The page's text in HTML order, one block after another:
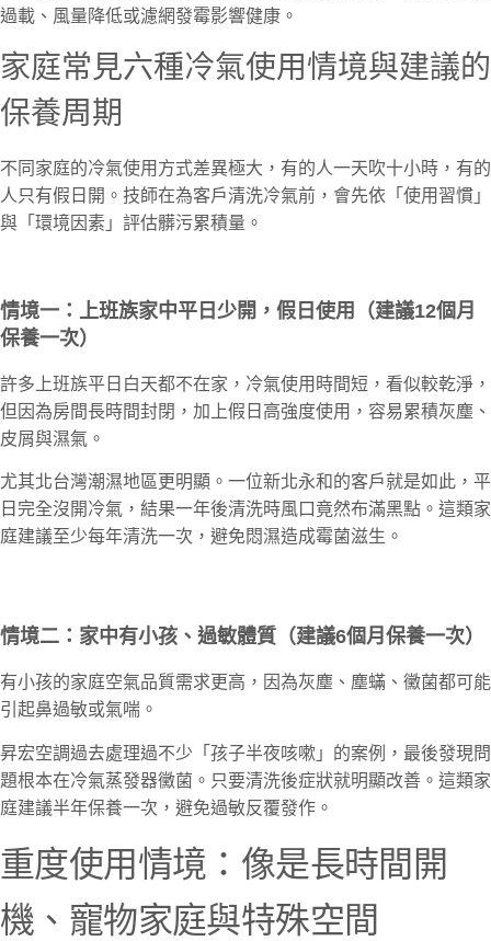
過載、風量降低或濾網發霉影響健康。
家庭常見六種冷氣使用情境與建議的
保養周期
不同家庭的冷氣使用方式差異極大，有的人一天吹十小時，有的
人只有假日開。技師在為客戶清洗冷氣前，會先依「使用習慣」
與「環境因素」評估髒污累積量。
情境一：上班族家中平日少開，假日使用（建議12個月
保養一次）
許多上班族平日白天都不在家，冷氣使用時間短，看似較乾淨，
但因為房間長時間封閉，加上假日高強度使用，容易累積灰塵、
皮屑與濕氣。
尤其北台灣潮濕地區更明顯。一位新北永和的客戶就是如此，平
日完全沒開冷氣，結果一年後清洗時風口竟然布滿黑點。這類家
庭建議至少每年清洗一次，避免悶濕造成霉菌滋生。
情境二：家中有小孩、過敏體質（建議6個月保養一次）
有小孩的家庭空氣品質需求更高，因為灰塵、塵蟎、黴菌都可能
引起鼻過敏或氣喘。
昇宏空調過去處理過不少「孩子半夜咳嗽」的案例，最後發現問
題根本在冷氣蒸發器黴菌。只要清洗後症狀就明顯改善。這類家
庭建議半年保養一次，避免過敏反覆發作。
重度使用情境：像是長時間開
機、寵物家庭與特殊空間